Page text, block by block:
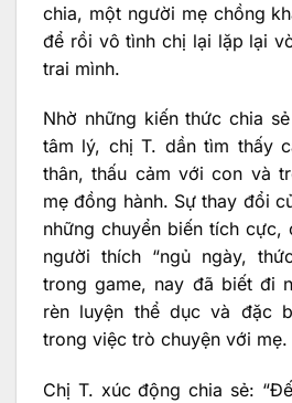
chia, một người mẹ chồng
để rồi vô tình chị lại lặp lại
trai mình.
Nhờ những kiến thức chia
tâm lý, chị T. dần tìm thấy
thân, thấu cảm với con và
mẹ đồng hành. Sự thay đổi
những chuyển biến tích
người thích “ngủ ngày,
trong game, nay đã biết đi
rèn luyện thể dục và đặc
trong việc trò chuyện với mẹ.
Chị T. xúc động chia sẻ: